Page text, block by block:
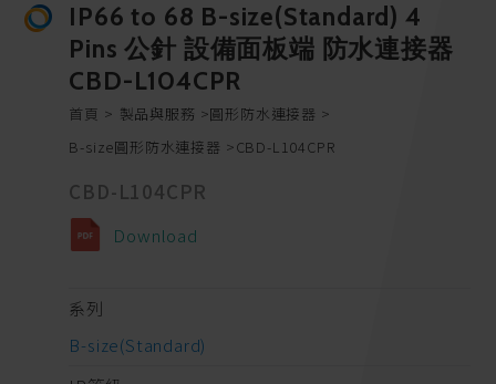
IP66 to 68 B-size(Standard) 4
Pins 公針 設備面板端 防水連接器
CBD-L104CPR
首頁 製品與服務
圓形防水連接器
B-size圓形防水連接器
CBD-L104CPR
CBD-L104CPR
Download
系列
B-size(Standard)